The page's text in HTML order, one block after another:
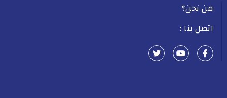
من نحن؟
اتصل بنا :